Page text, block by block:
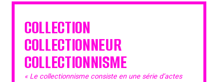
COLLECTION
COLLECTIONNEUR
COLLECTIONNISME
« Le collectionnisme consiste en une série d’actes